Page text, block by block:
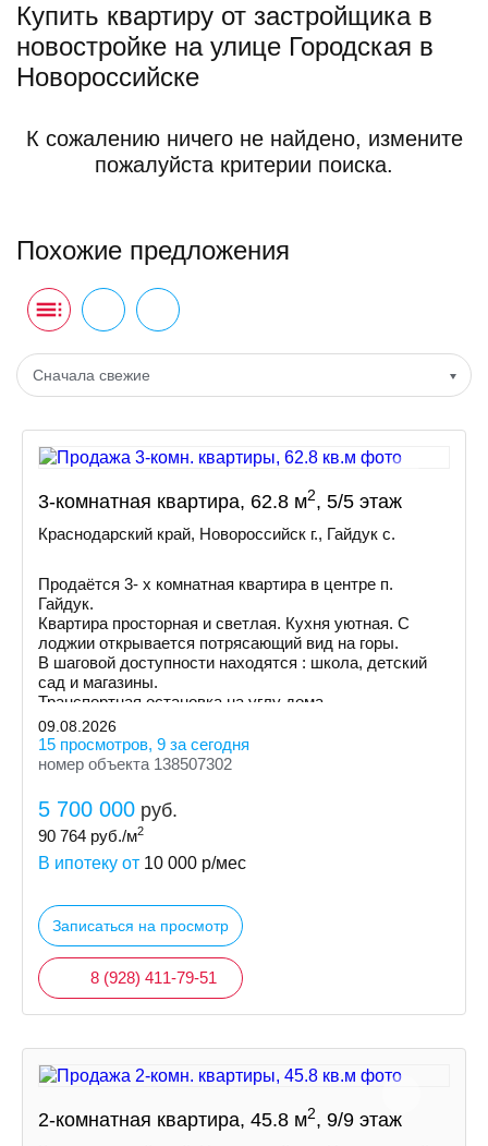
Купить квартиру от застройщика в
новостройке на улице Городская в
Новороссийске
К сожалению ничего не найдено, измените
пожалуйста критерии поиска.
Похожие предложения
Сначала свежие
3-комнатная квартира, 62.8 м2, 5/5 этаж
Краснодарский край, Новороссийск г., Гайдук с.
Продаётся 3- х комнатная квартира в центре п.
Гайдук.
Квартира просторная и светлая. Кухня уютная. С
лоджии открывается потрясающий вид на горы.
В шаговой доступности находятся : школа, детский
сад и магазины.
Транспортная остановка на углу дома.
09.08.2026
15 просмотров, 9 за сегодня
номер объекта 138507302
5 700 000 руб.
90 764 руб./м2
В ипотеку от 10 000 р/мес
Записаться на просмотр
8 (928) 411-79-51
2-комнатная квартира, 45.8 м2, 9/9 этаж